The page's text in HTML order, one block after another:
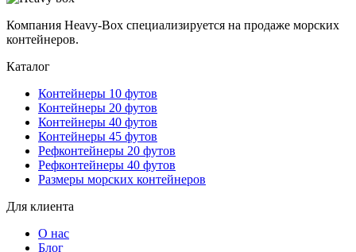
Компания Heavy-Box специализируется на продаже морских
контейнеров.
Каталог
Контейнеры 10 футов
Контейнеры 20 футов
Контейнеры 40 футов
Контейнеры 45 футов
Рефконтейнеры 20 футов
Рефконтейнеры 40 футов
Размеры морских контейнеров
Для клиента
О нас
Блог